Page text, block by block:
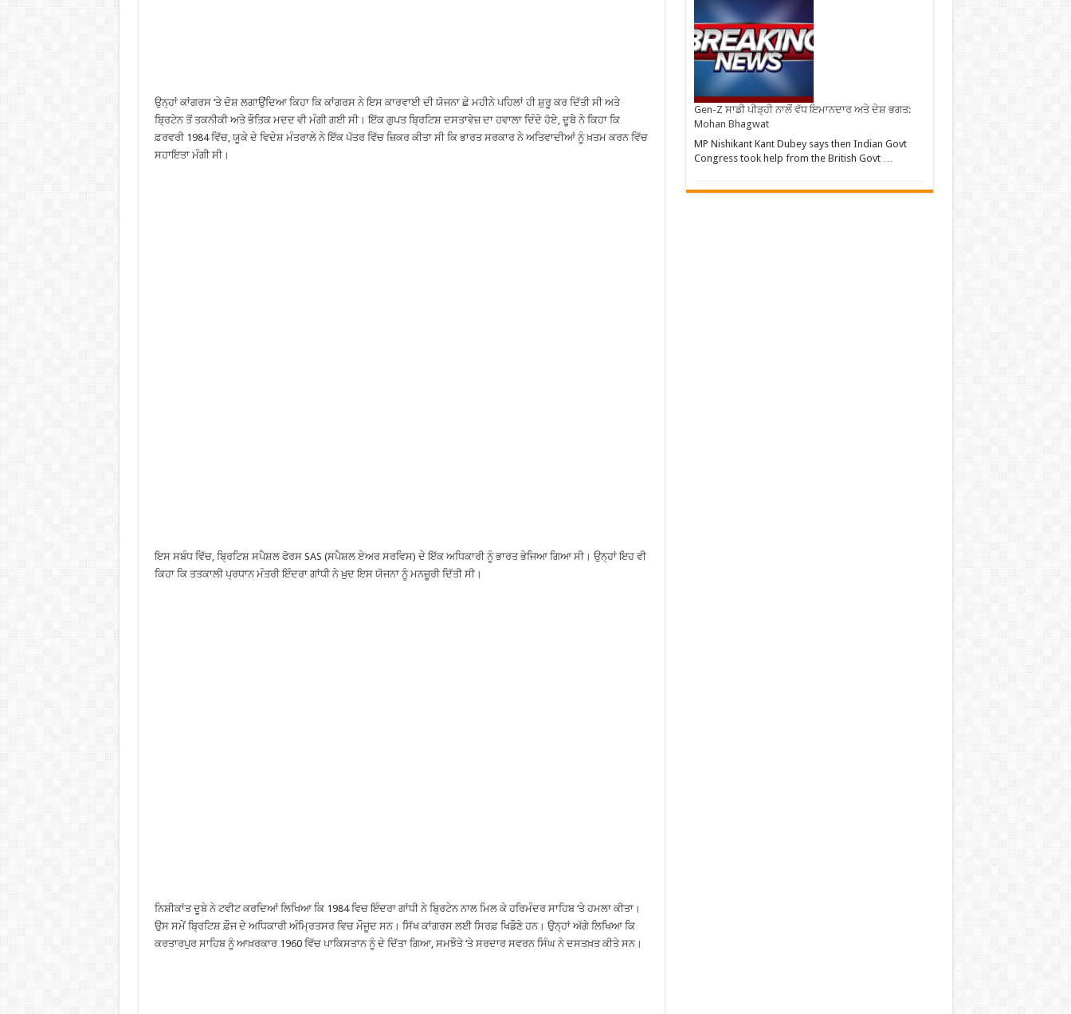
ਉਨ੍ਹਾਂ ਕਾਂਗਰਸ ‘ਤੇ ਦੋਸ਼ ਲਗਾਉਂਦਿਆ ਕਿਹਾ ਕਿ ਕਾਂਗਰਸ ਨੇ ਇਸ ਕਾਰਵਾਈ ਦੀ ਯੋਜਨਾ ਛੇ ਮਹੀਨੇ ਪਹਿਲਾਂ ਹੀ ਸ਼ੁਰੂ ਕਰ ਦਿੱਤੀ ਸੀ ਅਤੇ
ਬ੍ਰਿਟੇਨ ਤੋਂ ਤਕਨੀਕੀ ਅਤੇ ਭੌਤਿਕ ਮਦਦ ਵੀ ਮੰਗੀ ਗਈ ਸੀ। ਇੱਕ ਗੁਪਤ ਬ੍ਰਿਟਿਸ਼ ਦਸਤਾਵੇਜ਼ ਦਾ ਹਵਾਲਾ ਦਿੰਦੇ ਹੋਏ, ਦੂਬੇ ਨੇ ਕਿਹਾ ਕਿ
ਫ਼ਰਵਰੀ 1984 ਵਿੱਚ, ਯੂਕੇ ਦੇ ਵਿਦੇਸ਼ ਮੰਤਰਾਲੇ ਨੇ ਇੱਕ ਪੱਤਰ ਵਿੱਚ ਜ਼ਿਕਰ ਕੀਤਾ ਸੀ ਕਿ ਭਾਰਤ ਸਰਕਾਰ ਨੇ ਅਤਿਵਾਦੀਆਂ ਨੂੰ ਖ਼ਤਮ ਕਰਨ ਵਿੱਚ
ਸਹਾਇਤਾ ਮੰਗੀ ਸੀ।
ਇਸ ਸਬੰਧ ਵਿੱਚ, ਬ੍ਰਿਟਿਸ਼ ਸਪੈਸ਼ਲ ਫੋਰਸ SAS (ਸਪੈਸ਼ਲ ਏਅਰ ਸਰਵਿਸ) ਦੇ ਇੱਕ ਅਧਿਕਾਰੀ ਨੂੰ ਭਾਰਤ ਭੇਜਿਆ ਗਿਆ ਸੀ। ਉਨ੍ਹਾਂ ਇਹ ਵੀ
ਕਿਹਾ ਕਿ ਤਤਕਾਲੀ ਪ੍ਰਧਾਨ ਮੰਤਰੀ ਇੰਦਰਾ ਗਾਂਧੀ ਨੇ ਖ਼ੁਦ ਇਸ ਯੋਜਨਾ ਨੂੰ ਮਨਜ਼ੂਰੀ ਦਿੱਤੀ ਸੀ।
ਨਿਸ਼ੀਕਾਂਤ ਦੂਬੇ ਨੇ ਟਵੀਟ ਕਰਦਿਆਂ ਲਿਖਿਆ ਕਿ 1984 ਵਿਚ ਇੰਦਰਾ ਗਾਂਧੀ ਨੇ ਬ੍ਰਿਟੇਨ ਨਾਲ ਮਿਲ ਕੇ ਹਰਿਮੰਦਰ ਸਾਹਿਬ ‘ਤੇ ਹਮਲਾ ਕੀਤਾ।
ਉਸ ਸਮੇਂ ਬ੍ਰਿਟਿਸ਼ ਫ਼ੌਜ ਦੇ ਅਧਿਕਾਰੀ ਅੰਮ੍ਰਿਤਸਰ ਵਿਚ ਮੌਜੂਦ ਸਨ। ਸਿੱਖ ਕਾਂਗਰਸ ਲਈ ਸਿਰਫ਼ ਖਿਡੌਣੇ ਹਨ। ਉਨ੍ਹਾਂ ਅੱਗੇ ਲਿਖਿਆ ਕਿ
ਕਰਤਾਰਪੁਰ ਸਾਹਿਬ ਨੂੰ ਆਖ਼ਰਕਾਰ 1960 ਵਿੱਚ ਪਾਕਿਸਤਾਨ ਨੂੰ ਦੇ ਦਿੱਤਾ ਗਿਆ, ਸਮਝੌਤੇ ‘ਤੇ ਸਰਦਾਰ ਸਵਰਨ ਸਿੰਘ ਨੇ ਦਸਤਖ਼ਤ ਕੀਤੇ ਸਨ।
Gen-Z ਸਾਡੀ ਪੀੜ੍ਹੀ ਨਾਲੋਂ ਵੱਧ ਇਮਾਨਦਾਰ ਅਤੇ ਦੇਸ਼ ਭਗਤ:
Mohan Bhagwat
MP Nishikant Kant Dubey says then Indian Govt
Congress took help from the British Govt …